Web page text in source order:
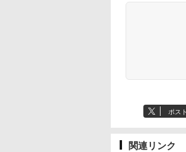
ポスト
関連リンク